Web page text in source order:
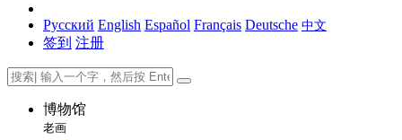
Русский English Español Français Deutsche 中文
签到 注册
博物馆
老画